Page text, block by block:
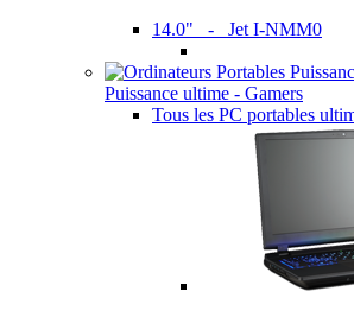
14.0" - Jet I-NMM0
Puissance ultime - Gamers
Tous les PC portables